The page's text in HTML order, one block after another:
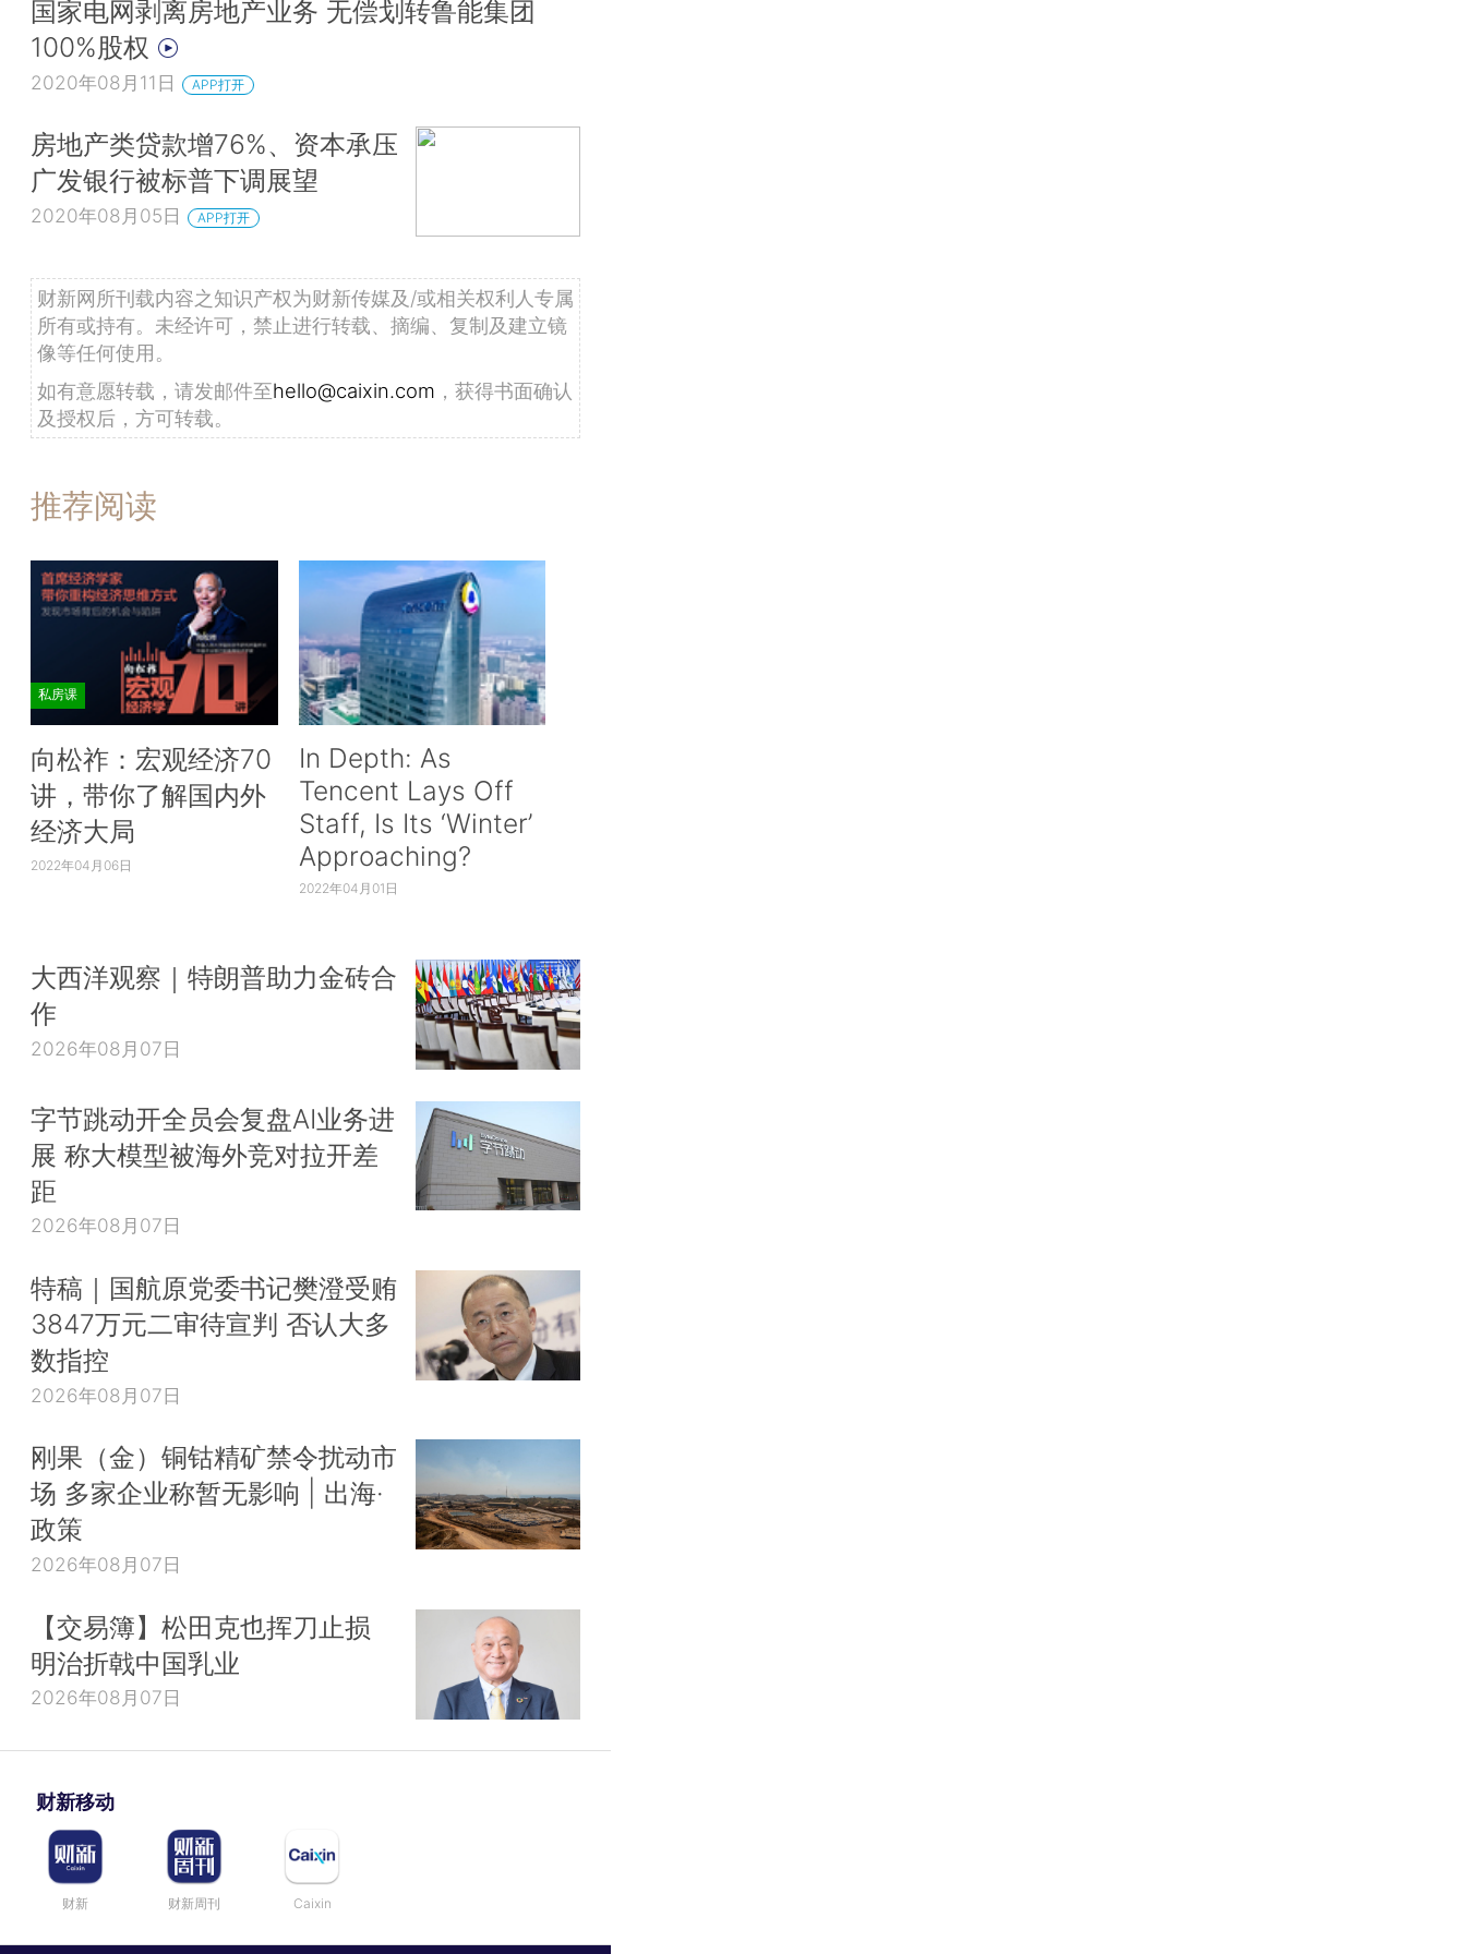
国家电网剥离房地产业务 无偿划转鲁能集团
100%股权
2020年08月11日 APP打开
房地产类贷款增76%、资本承压
广发银行被标普下调展望
2020年08月05日 APP打开
财新网所刊载内容之知识产权为财新传媒及/或相关权利人专属
所有或持有。未经许可，禁止进行转载、摘编、复制及建立镜
像等任何使用。
如有意愿转载，请发邮件至hello@caixin.com ，获得书面确认
及授权后，方可转载。
推荐阅读
私房课
向松祚：宏观经济70
讲，带你了解国内外
经济大局
2022年04月06日
In Depth: As
Tencent Lays Off
Staff, Is Its ‘Winter’
Approaching?
2022年04月01日
大西洋观察｜特朗普助力金砖合
作
2026年08月07日
字节跳动开全员会复盘AI业务进
展 称大模型被海外竞对拉开差
距
2026年08月07日
特稿｜国航原党委书记樊澄受贿
3847万元二审待宣判 否认大多
数指控
2026年08月07日
刚果（金）铜钴精矿禁令扰动市
场 多家企业称暂无影响 | 出海·
政策
2026年08月07日
【交易簿】松田克也挥刀止损
明治折戟中国乳业
2026年08月07日
财新移动
财新 财新周刊 Caixin